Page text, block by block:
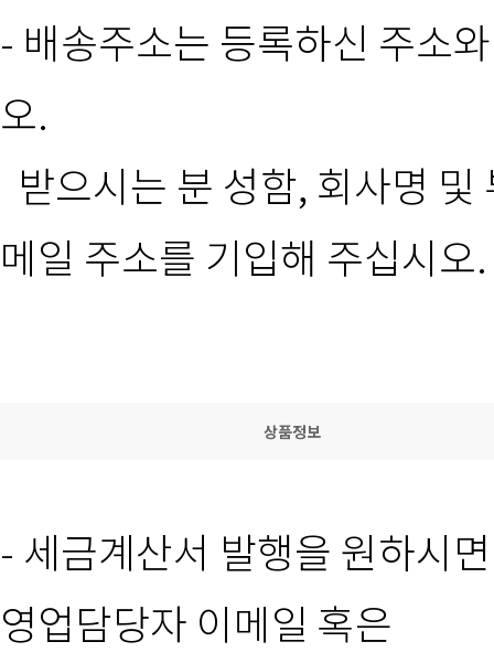
- 배송주소는 등록하신 주소
오.
받으시는 분 성함, 회사명
메일 주소를 기입해 주십시오.
상품정보
- 세금계산서 발행을 원하시
영업담당자 이메일 혹은